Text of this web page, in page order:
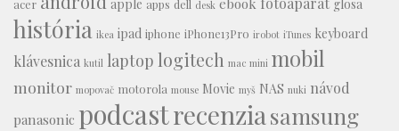
acer apple apps dell desk glosa
história ikea ipad iphone iPhone13Pro irobot iTunes keyboard
klávesnica kutil laptop logitech mac mini mobil
monitor mopovač motorola mouse Movie myš NAS nuki návod
panasonic podcastrecenziasamsung